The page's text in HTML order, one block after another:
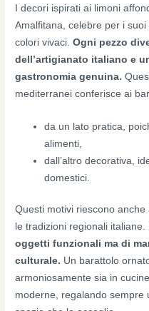
I decori ispirati ai limoni
Amalfitana, celebre per i
colori vivaci.Ogni pezzo
dell’artigianato italiano e
gastronomia genuina.
mediterranei conferisce ai
da un lato pratica,
alimenti,
dall’altro decorativa,
domestici.
Questi motivi riescono
le tradizioni regionali italiane.
oggetti funzionali ma di
culturale. Un barattolo
armoniosamente sia in
moderne, regalando sempre